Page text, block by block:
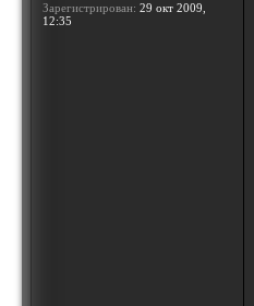
Зарегистрирован: 29 окт 2009,
12:35